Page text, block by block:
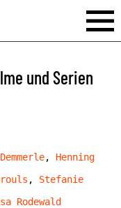
und Serien
, Henning
, Stefanie
Rodewald